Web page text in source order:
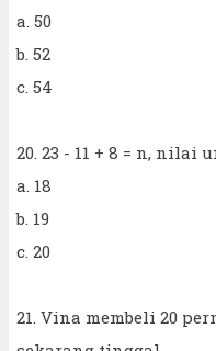
a. 50
b. 52
c. 54
20. 23 - 11 + 8 = n, nilai
a. 18
b. 19
c. 20
21. Vina membeli 20